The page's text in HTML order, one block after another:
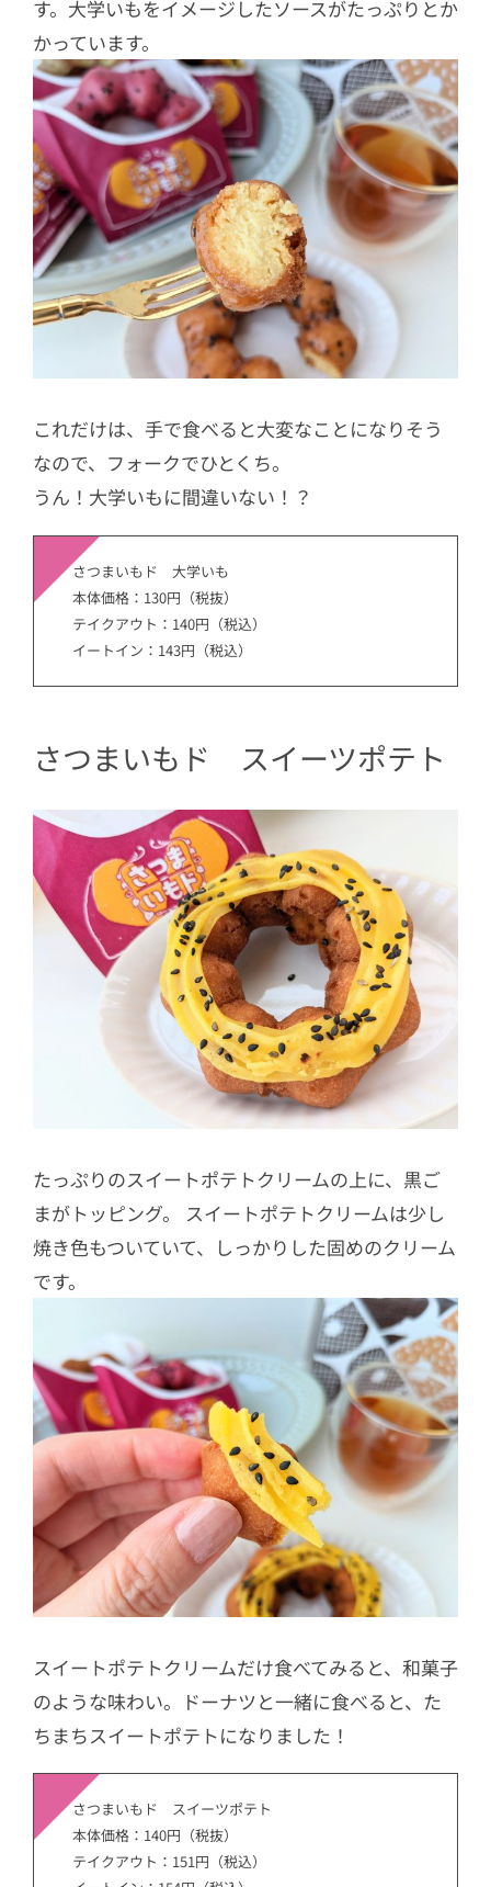
す。大学いもをイメージしたソースがたっぷりとか
かっています。
これだけは、手で食べると大変なことになりそう
なので、フォークでひとくち。
うん！大学いもに間違いない！？
さつまいもド 大学いも
本体価格：130円（税抜）
テイクアウト：140円（税込）
イートイン：143円（税込）
さつまいもド スイーツポテト
たっぷりのスイートポテトクリームの上に、黒ご
まがトッピング。 スイートポテトクリームは少し
焼き色もついていて、しっかりした固めのクリーム
です。
スイートポテトクリームだけ食べてみると、和菓子
のような味わい。ドーナツと一緒に食べると、た
ちまちスイートポテトになりました！
さつまいもド スイーツポテト
本体価格：140円（税抜）
テイクアウト：151円（税込）